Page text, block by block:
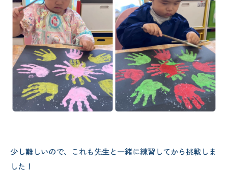
少し難しいので、これも先生と一緒に練習してから挑戦しま
した！